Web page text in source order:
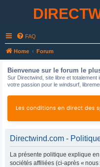
FAQ
Home Forum
Bienvenue sur le forum le
Sur Directwind, site libre et
votre passion pour le windsurf,
Directwind.com -
La présente politique explique
sociétés affiliées (ci-après « nous